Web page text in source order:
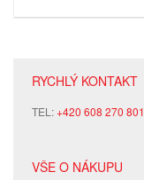
RYCHLÝ KONTAKT
TEL:+420 608 270 801
VŠE O NÁKUPU